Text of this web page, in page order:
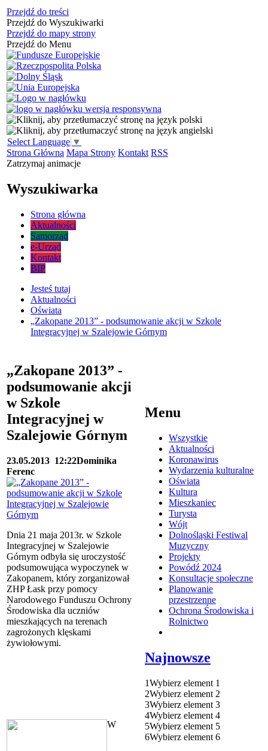
Przejdź do treści
Przejdź do Wyszukiwarki
Przejdź do mapy strony
Przejdź do Menu
Select Language ▼
Strona Główna Mapa Strony Kontakt RSS
Zatrzymaj animacje
Wyszukiwarka
Strona główna
Aktualności
Samorząd
e-Urząd
Kontakt
BIP
Jesteś tutaj
Aktualności
Oświata
„Zakopane 2013” - podsumowanie akcji w Szkole
Integracyjnej w Szalejowie Górnym
„Zakopane 2013” -
podsumowanie akcji
w Szkole
Integracyjnej w
Szalejowie Górnym
23.05.2013 12:22Dominika
Ferenc
Dnia 21 maja 2013r. w Szkole
Integracyjnej w Szalejowie
Górnym odbyła się uroczystość
podsumowująca wypoczynek w
Zakopanem, który zorganizował
ZHP Łask przy pomocy
Narodowego Funduszu Ochrony
Środowiska dla uczniów
mieszkających na terenach
zagrożonych klęskami
żywiołowymi.
W
Menu
Wszystkie
Aktualności
Koronawirus
Wydarzenia kulturalne
Oświata
Kultura
Mieszkaniec
Turysta
Wójt
Dolnośląski Festiwal
Muzyczny
Projekty
Powódź 2024
Konsultacje społeczne
Planowanie
przestrzenne
Ochrona Środowiska i
Rolnictwo
Najnowsze
1Wybierz element 1
2Wybierz element 2
3Wybierz element 3
4Wybierz element 4
5Wybierz element 5
6Wybierz element 6